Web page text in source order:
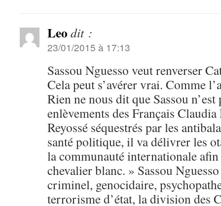
Leo dit :
23/01/2015 à 17:13
Sassou Nguesso veut renverser
Cela peut s’avérer vrai. Comme
Rien ne nous dit que Sassou
enlèvements des Français
Reyossé séquestrés par les
santé politique, il va délivrer les
la communauté internationale
chevalier blanc. » Sassou
criminel, genocidaire,
terrorisme d’état, la division des